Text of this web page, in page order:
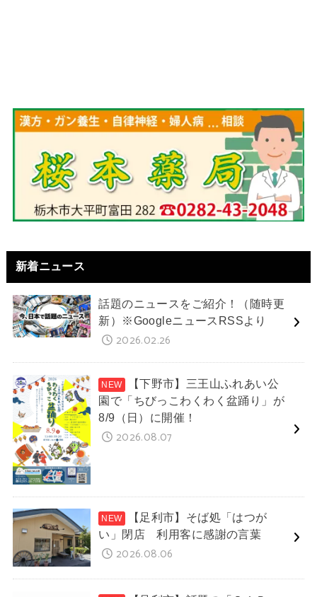
新着ニュース
話題のニュースをご紹介！（随時更
新）※GoogleニュースRSSより
2026.02.26
【下野市】三王山ふれあい公
園で「ちびっこわくわく盆踊り」が
8/9（日）に開催！
2026.08.07
【足利市】そば処「はつが
い」閉店 利用客に感謝の言葉
2026.08.06